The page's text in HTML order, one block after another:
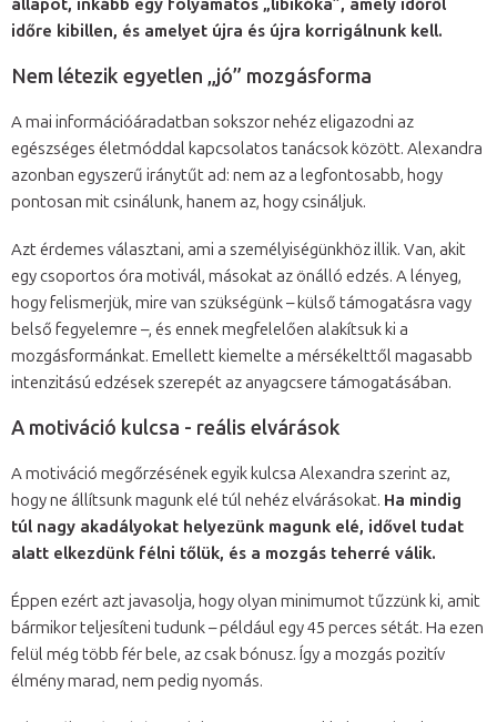
állapot, inkább egy folyamatos „libikóka”, amely időről
időre kibillen, és amelyet újra és újra korrigálnunk kell.
Nem létezik egyetlen „jó” mozgásforma
A mai információáradatban sokszor nehéz eligazodni az
egészséges életmóddal kapcsolatos tanácsok között. Alexandra
azonban egyszerű iránytűt ad: nem az a legfontosabb, hogy
pontosan mit csinálunk, hanem az, hogy csináljuk.
Azt érdemes választani, ami a személyiségünkhöz illik. Van, akit
egy csoportos óra motivál, másokat az önálló edzés. A lényeg,
hogy felismerjük, mire van szükségünk – külső támogatásra vagy
belső fegyelemre –, és ennek megfelelően alakítsuk ki a
mozgásformánkat. Emellett kiemelte a mérsékelttől magasabb
intenzitású edzések szerepét az anyagcsere támogatásában.
A motiváció kulcsa - reális elvárások
A motiváció megőrzésének egyik kulcsa Alexandra szerint az,
hogy ne állítsunk magunk elé túl nehéz elvárásokat. Ha mindig
túl nagy akadályokat helyezünk magunk elé, idővel tudat
alatt elkezdünk félni tőlük, és a mozgás teherré válik.
Éppen ezért azt javasolja, hogy olyan minimumot tűzzünk ki, amit
bármikor teljesíteni tudunk – például egy 45 perces sétát. Ha ezen
felül még több fér bele, az csak bónusz. Így a mozgás pozitív
élmény marad, nem pedig nyomás.